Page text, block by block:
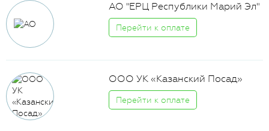
АО "ЕРЦ Республики Марий Эл"
Перейти к оплате
ООО УК «Казанский Посад»
Перейти к оплате